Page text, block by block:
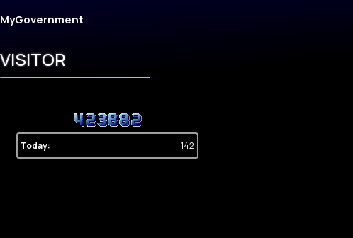
MyGovernment
VISITOR
Today: 142